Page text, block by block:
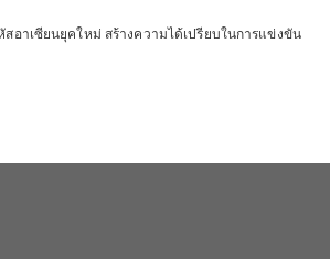
สอาเซียนยุคใหม่ สร้างความได้เปรียบในการแข่งขัน